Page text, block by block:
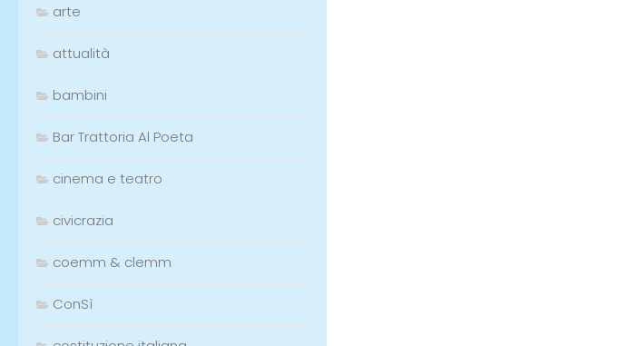
arte
attualità
bambini
Bar Trattoria Al Poeta
cinema e teatro
civicrazia
coemm & clemm
ConSì